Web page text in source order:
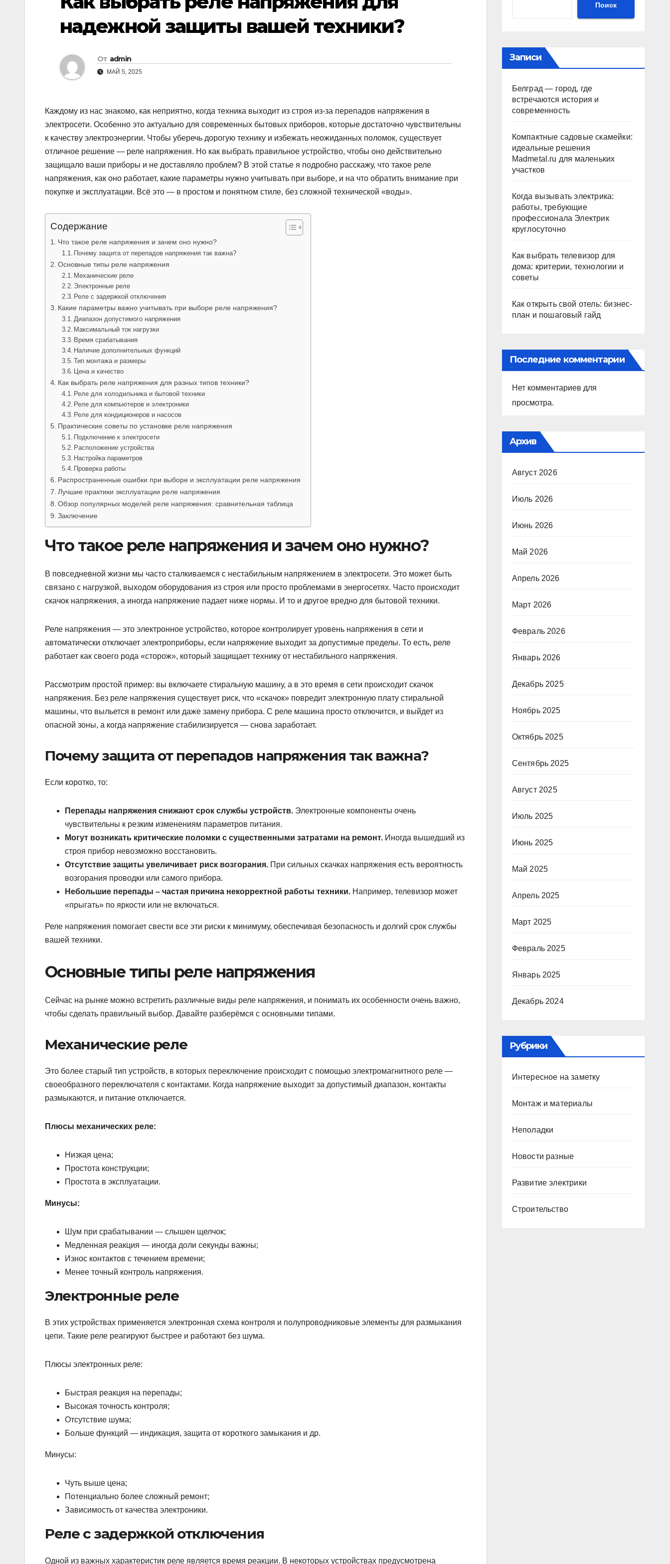
надежной защиты вашей техники?
От admin
МАЙ 5, 2025
Каждому из нас знакомо, как неприятно, когда техника выходит из строя из-за перепадов напряжения в
электросети. Особенно это актуально для современных бытовых приборов, которые достаточно чувствительны
к качеству электроэнергии. Чтобы уберечь дорогую технику и избежать неожиданных поломок, существует
отличное решение — реле напряжения. Но как выбрать правильное устройство, чтобы оно действительно
защищало ваши приборы и не доставляло проблем? В этой статье я подробно расскажу, что такое реле
напряжения, как оно работает, какие параметры нужно учитывать при выборе, и на что обратить внимание при
покупке и эксплуатации. Всё это — в простом и понятном стиле, без сложной технической «воды».
Содержание
Что такое реле напряжения и зачем оно нужно?
Почему защита от перепадов напряжения так важна?
Основные типы реле напряжения
Механические реле
Электронные реле
Реле с задержкой отключения
Какие параметры важно учитывать при выборе реле напряжения?
Диапазон допустимого напряжения
Максимальный ток нагрузки
Время срабатывания
Наличие дополнительных функций
Тип монтажа и размеры
Цена и качество
Как выбрать реле напряжения для разных типов техники?
Реле для холодильника и бытовой техники
Реле для компьютеров и электроники
Реле для кондиционеров и насосов
Практические советы по установке реле напряжения
Подключение к электросети
Расположение устройства
Настройка параметров
Проверка работы
Распространенные ошибки при выборе и эксплуатации реле напряжения
Лучшие практики эксплуатации реле напряжения
Обзор популярных моделей реле напряжения: сравнительная таблица
Заключение
Что такое реле напряжения и зачем оно нужно?
В повседневной жизни мы часто сталкиваемся с нестабильным напряжением в электросети. Это может быть
связано с нагрузкой, выходом оборудования из строя или просто проблемами в энергосетях. Часто происходит
скачок напряжения, а иногда напряжение падает ниже нормы. И то и другое вредно для бытовой техники.
Реле напряжения — это электронное устройство, которое контролирует уровень напряжения в сети и
автоматически отключает электроприборы, если напряжение выходит за допустимые пределы. То есть, реле
работает как своего рода «сторож», который защищает технику от нестабильного напряжения.
Рассмотрим простой пример: вы включаете стиральную машину, а в это время в сети происходит скачок
напряжения. Без реле напряжения существует риск, что «скачок» повредит электронную плату стиральной
машины, что выльется в ремонт или даже замену прибора. С реле машина просто отключится, и выйдет из
опасной зоны, а когда напряжение стабилизируется — снова заработает.
Почему защита от перепадов напряжения так важна?
Если коротко, то:
Перепады напряжения снижают срок службы устройств. Электронные компоненты очень
чувствительны к резким изменениям параметров питания.
Могут возникать критические поломки с существенными затратами на ремонт. Иногда вышедший из
строя прибор невозможно восстановить.
Отсутствие защиты увеличивает риск возгорания. При сильных скачках напряжения есть вероятность
возгорания проводки или самого прибора.
Небольшие перепады – частая причина некорректной работы техники. Например, телевизор может
«прыгать» по яркости или не включаться.
Реле напряжения помогает свести все эти риски к минимуму, обеспечивая безопасность и долгий срок службы
вашей техники.
Основные типы реле напряжения
Сейчас на рынке можно встретить различные виды реле напряжения, и понимать их особенности очень важно,
чтобы сделать правильный выбор. Давайте разберёмся с основными типами.
Механические реле
Это более старый тип устройств, в которых переключение происходит с помощью электромагнитного реле —
своеобразного переключателя с контактами. Когда напряжение выходит за допустимый диапазон, контакты
размыкаются, и питание отключается.
Плюсы механических реле:
Низкая цена;
Простота конструкции;
Простота в эксплуатации.
Минусы:
Шум при срабатывании — слышен щелчок;
Медленная реакция — иногда доли секунды важны;
Износ контактов с течением времени;
Менее точный контроль напряжения.
Электронные реле
В этих устройствах применяется электронная схема контроля и полупроводниковые элементы для размыкания
цепи. Такие реле реагируют быстрее и работают без шума.
Плюсы электронных реле:
Быстрая реакция на перепады;
Высокая точность контроля;
Отсутствие шума;
Больше функций — индикация, защита от короткого замыкания и др.
Минусы:
Чуть выше цена;
Потенциально более сложный ремонт;
Зависимость от качества электроники.
Реле с задержкой отключения
Одной из важных характеристик реле является время реакции. В некоторых устройствах предусмотрена
Поиск
Записи
Белград — город, где
встречаются история и
современность
Компактные садовые скамейки:
идеальные решения
Madmetal.ru для маленьких
участков
Когда вызывать электрика:
работы, требующие
профессионала Электрик
круглосуточно
Как выбрать телевизор для
дома: критерии, технологии и
советы
Как открыть свой отель: бизнес-
план и пошаговый гайд
Последние комментарии
Нет комментариев для
просмотра.
Архив
Август 2026
Июль 2026
Июнь 2026
Май 2026
Апрель 2026
Март 2026
Февраль 2026
Январь 2026
Декабрь 2025
Ноябрь 2025
Октябрь 2025
Сентябрь 2025
Август 2025
Июль 2025
Июнь 2025
Май 2025
Апрель 2025
Март 2025
Февраль 2025
Январь 2025
Декабрь 2024
Рубрики
Интересное на заметку
Монтаж и материалы
Неполадки
Новости разные
Развитие электрики
Строительство